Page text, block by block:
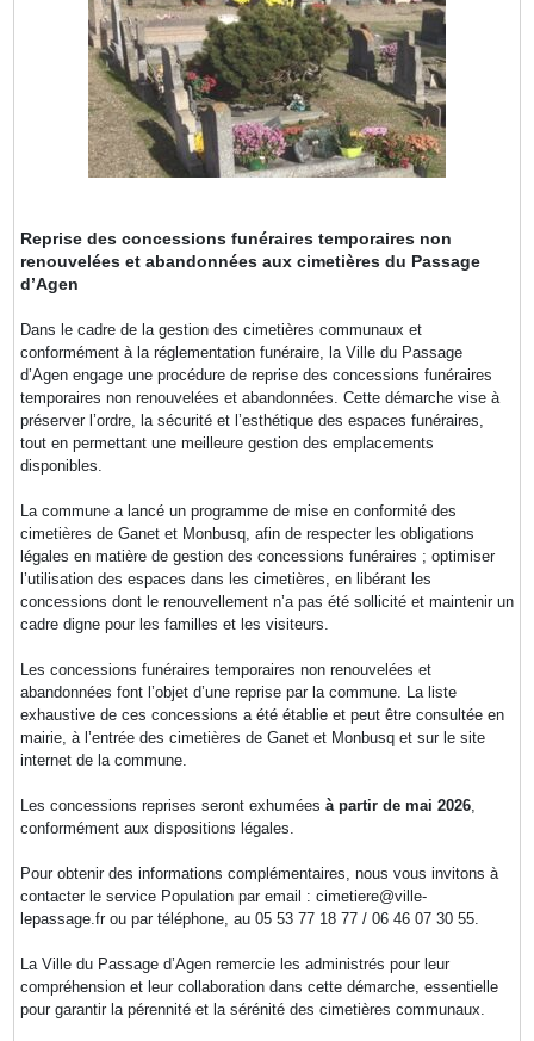
Reprise des concessions funéraires temporaires non
renouvelées et abandonnées aux cimetières du Passage
d’Agen
Dans le cadre de la gestion des cimetières communaux et
conformément à la réglementation funéraire, la Ville du Passage
d’Agen engage une procédure de reprise des concessions funéraires
temporaires non renouvelées et abandonnées. Cette démarche vise à
préserver l’ordre, la sécurité et l’esthétique des espaces funéraires,
tout en permettant une meilleure gestion des emplacements
disponibles.
La commune a lancé un programme de mise en conformité des
cimetières de Ganet et Monbusq, afin de respecter les obligations
légales en matière de gestion des concessions funéraires ; optimiser
l’utilisation des espaces dans les cimetières, en libérant les
concessions dont le renouvellement n’a pas été sollicité et maintenir un
cadre digne pour les familles et les visiteurs.
Les concessions funéraires temporaires non renouvelées et
abandonnées font l’objet d’une reprise par la commune. La liste
exhaustive de ces concessions a été établie et peut être consultée en
mairie, à l’entrée des cimetières de Ganet et Monbusq et sur le site
internet de la commune.
Les concessions reprises seront exhumées à partir de mai 2026
conformément aux dispositions légales.
Pour obtenir des informations complémentaires, nous vous invitons à
contacter le service Population par email : cimetiere@ville-
lepassage.fr ou par téléphone, au 05 53 77 18 77 / 06 46 07 30 55.
La Ville du Passage d’Agen remercie les administrés pour leur
compréhension et leur collaboration dans cette démarche, essentielle
pour garantir la pérennité et la sérénité des cimetières communaux.